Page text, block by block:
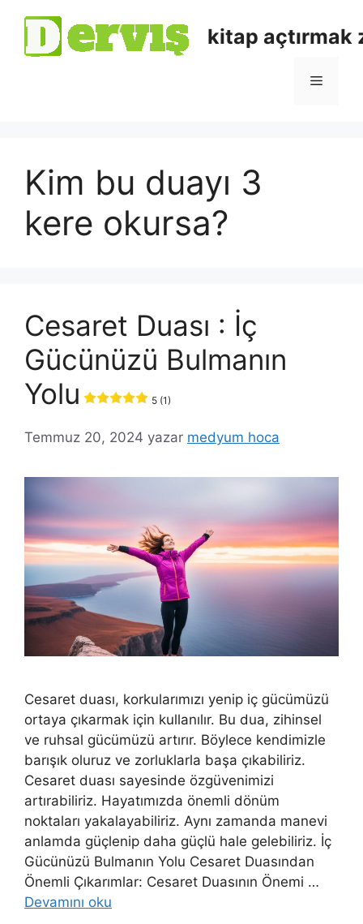
kitap açtırmak
Kim bu duayı 3
kere okursa?
Cesaret Duası : İç
Gücünüzü Bulmanın
Yolu
5 (1)
Temmuz 20, 2024 yazar medyum hoca
Cesaret duası, korkularımızı yenip iç gücümüzü
ortaya çıkarmak için kullanılır. Bu dua, zihinsel
ve ruhsal gücümüzü artırır. Böylece kendimizle
barışık oluruz ve zorluklarla başa çıkabiliriz.
Cesaret duası sayesinde özgüvenimizi
artırabiliriz. Hayatımızda önemli dönüm
noktaları yakalayabiliriz. Aynı zamanda manevi
anlamda güçlenip daha güçlü hale gelebiliriz. İç
Gücünüzü Bulmanın Yolu Cesaret Duasından
Önemli Çıkarımlar: Cesaret Duasının Önemi …
Devamını oku